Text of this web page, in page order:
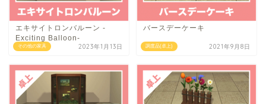
その他の家具
エキサイトロンバルーン -
Exciting Balloon-
2023年1月13日 調度品(卓上)
バースデーケーキ
2021年9月8日